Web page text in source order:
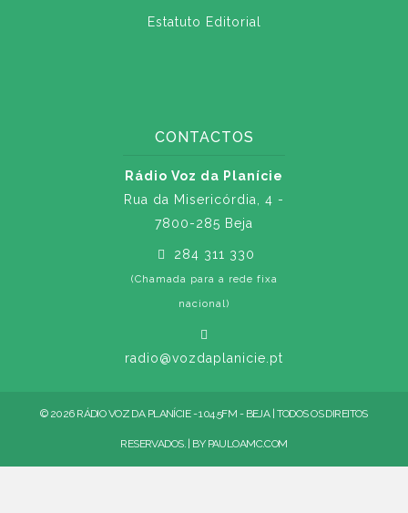
Estatuto Editorial
CONTACTOS
Rádio Voz da Planície
Rua da Misericórdia, 4 -
7800-285 Beja
284 311 330
(Chamada para a rede fixa
nacional)
radio@vozdaplanicie.pt
© 2026 RÁDIO VOZ DA PLANÍCIE - 104.5FM - BEJA | TODOS OS DIREITOS
RESERVADOS. | BY PAULOAMC.COM